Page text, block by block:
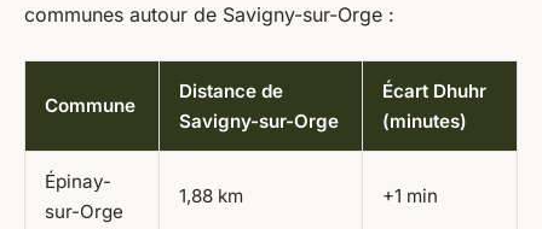
communes autour de Savigny-sur-Orge :
Commune
Distance de
Savigny-sur-Orge
Écart Dhuhr
(minutes)
Épinay-
sur-Orge
1,88 km +1 min